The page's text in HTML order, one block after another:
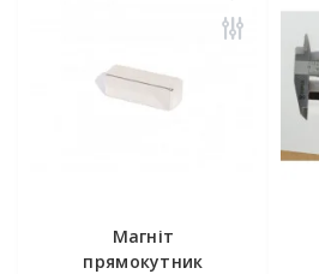
Магніт
прямокутник